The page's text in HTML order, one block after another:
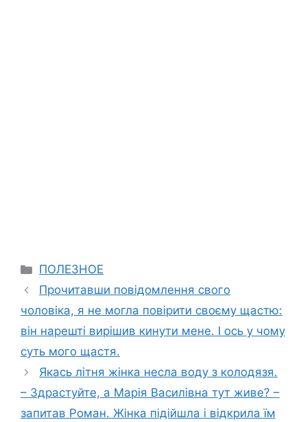
Categories
ПОЛЕЗНОЕ
Прочитавши повідомлення свого
чоловіка, я не могла повірити своєму щастю:
він нарешті вирішив кинути мене. І ось у чому
суть мого щастя.
Якась літня жінка несла воду з колодязя.
– Здрастуйте, а Марія Василівна тут живе? –
запитав Роман. Жінка підійшла і відкрила їм